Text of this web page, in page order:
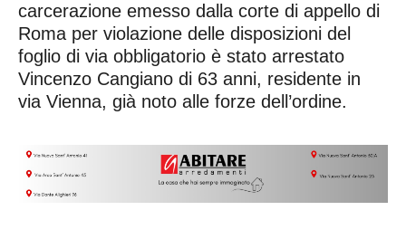
carcerazione emesso dalla corte di appello di
Roma per violazione delle disposizioni del
foglio di via obbligatorio è stato arrestato
Vincenzo Cangiano di 63 anni, residente in
via Vienna, già noto alle forze dell’ordine.